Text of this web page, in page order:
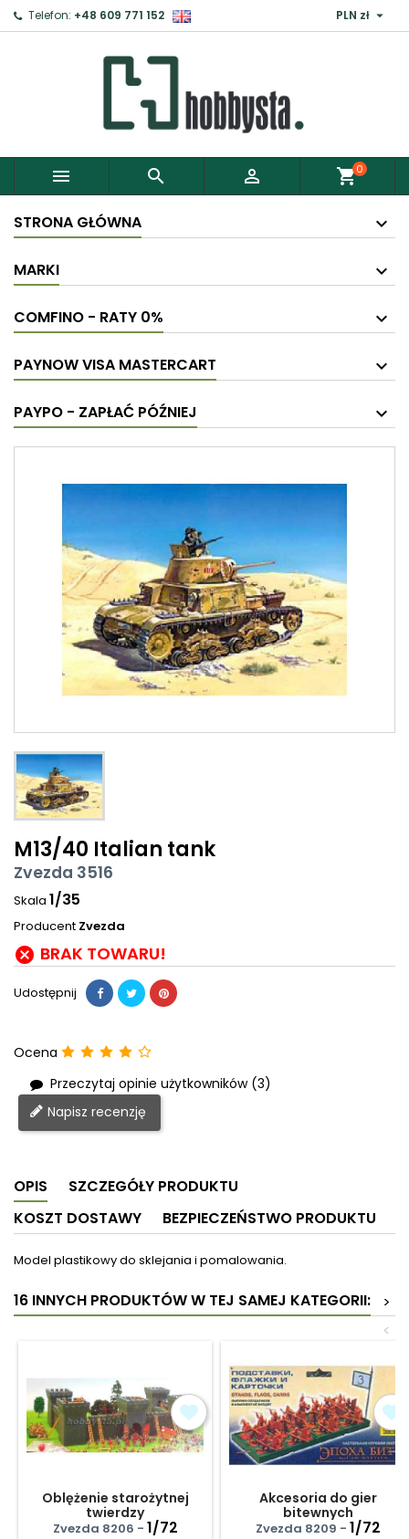
Telefon: +48 609 771 152 PLN zł 
   shopping_cart0
STRONA GŁÓWNA
MARKI
COMFINO - RATY 0%
PAYNOW VISA MASTERCART
PAYPO - ZAPŁAĆ PÓŹNIEJ
M13/40 Italian tank
Zvezda 3516
Skala 1/35
Producent Zvezda
 BRAK TOWARU!
Udostępnij
Ocena
Przeczytaj opinie użytkowników (3)
Napisz recenzję
OPIS
SZCZEGÓŁY PRODUKTU
KOSZT DOSTAWY
BEZPIECZEŃSTWO PRODUKTU
Model plastikowy do sklejania i pomalowania.
16 INNYCH PRODUKTÓW W TEJ SAMEJ KATEGORII:
>
<
Oblężenie starożytnej
twierdzy
Zvezda 8206 - 1/72
Akcesoria do gier
bitewnych
Zvezda 8209 - 1/72